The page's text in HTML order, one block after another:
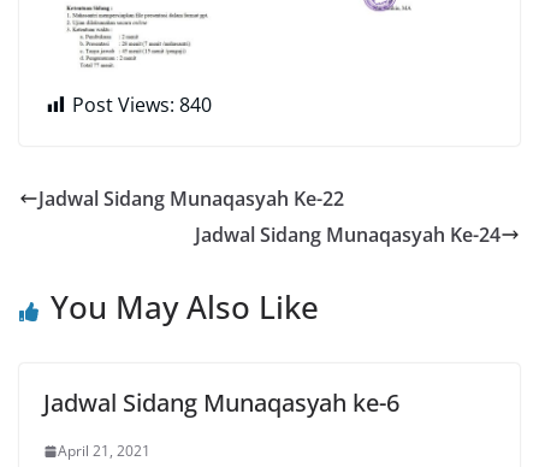
Post Views: 840
Jadwal Sidang Munaqasyah Ke-22
Jadwal Sidang Munaqasyah Ke-24
You May Also Like
Jadwal Sidang Munaqasyah ke-6
April 21, 2021